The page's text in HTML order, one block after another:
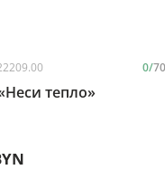
0/70
тепло»